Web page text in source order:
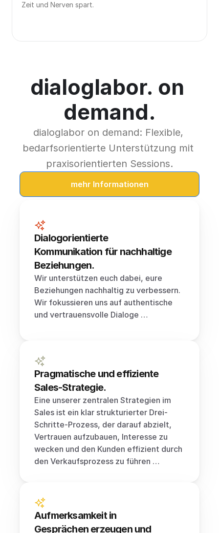
Zeit und Nerven spart.
dialoglabor. on
demand.
dialoglabor on demand: Flexible,
bedarfsorientierte Unterstützung mit
praxisorientierten Sessions.
mehr Informationen
Dialogorientierte
Kommunikation für nachhaltige
Beziehungen.
Wir unterstützen euch dabei, eure
Beziehungen nachhaltig zu verbessern.
Wir fokussieren uns auf authentische
und vertrauensvolle Dialoge …
Pragmatische und effiziente
Sales-Strategie.
Eine unserer zentralen Strategien im
Sales ist ein klar strukturierter Drei-
Schritte-Prozess, der darauf abzielt,
Vertrauen aufzubauen, Interesse zu
wecken und den Kunden effizient durch
den Verkaufsprozess zu führen …
Aufmerksamkeit in
Gesprächen erzeugen und